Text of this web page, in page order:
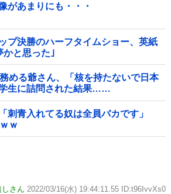
があまりにも・・・
プ決勝のハーフタイムショー、英紙
かと思った｣
める爺さん、「核を持たないで日本
生に詰問された結果……
刺青入れてる奴は全員バカです」
ｗ
さん 2022/03/16(水) 19:44:11.55 ID:t96IvvXs0